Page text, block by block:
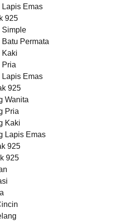
Lapis Emas
925
Simple
Permata
Kaki
Pria
Emas
925
Wanita
Pria
Kaki
Lapis Emas
925
925